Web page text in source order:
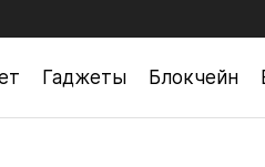
Гаджеты Блокчейн